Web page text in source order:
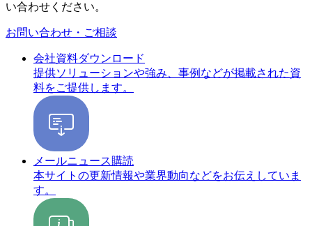
い合わせください。
お問い合わせ・ご相談
会社資料ダウンロード
提供ソリューションや強み、事例などが掲載された資
料をご提供します。
メールニュース購読
本サイトの更新情報や業界動向などをお伝えしていま
す。